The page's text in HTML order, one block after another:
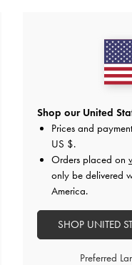
Shop our United
Prices and
US $.
Orders placed on
only be delivered
America.
SHOP UNITED
Preferred